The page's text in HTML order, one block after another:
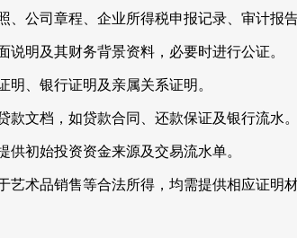
、公司章程、企业所得税申报记录、审计报
说明及其财务背景资料，必要时进行公证。
明、银行证明及亲属关系证明。
款文档，如贷款合同、还款保证及银行流水。
供初始投资资金来源及交易流水单。
艺术品销售等合法所得，均需提供相应证明材